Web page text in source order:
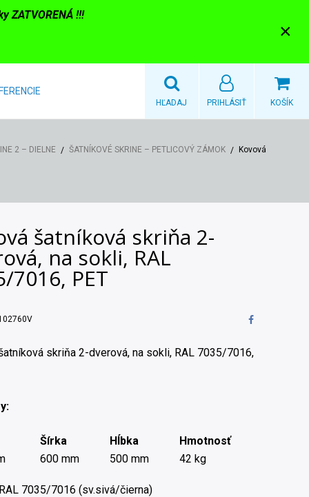
ZATVORENÁ !!!
×
KOŠÍK
PRIHLÁSIŤ
HĽADAJ
2 – DIELNE ŠATNÍKOVÉ SKRINE – PETLICOVÝ ZÁMOK Kovová
šatníková skriňa 2-
na sokli, RAL
7016, PET
skriňa 2-dverová, na sokli, RAL 7035/7016,
Šírka Hĺbka
Hmotnosť
600 mm 500 mm 42 kg
7035/7016 (sv.sivá/čierna)